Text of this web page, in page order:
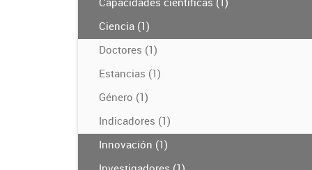
Ciencia (1)
Doctores (1)
Estancias (1)
Género (1)
Indicadores (1)
Innovación (1)